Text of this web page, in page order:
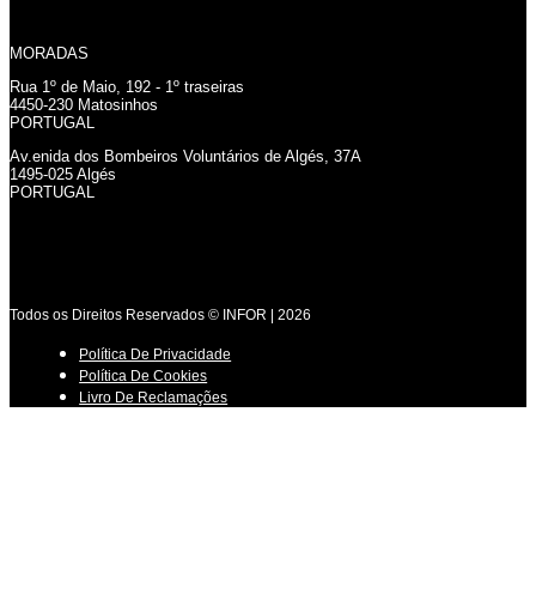
MORADAS
Rua 1º de Maio, 192 - 1º traseiras
4450-230 Matosinhos
PORTUGAL
Av.enida dos Bombeiros Voluntários de Algés, 37A
1495-025 Algés
PORTUGAL
Todos os Direitos Reservados © INFOR | 2026
Política De Privacidade
Política De Cookies
Livro De Reclamações